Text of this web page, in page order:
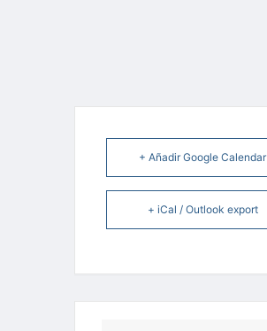
+ Añadir Google Calendar
+ iCal / Outlook export